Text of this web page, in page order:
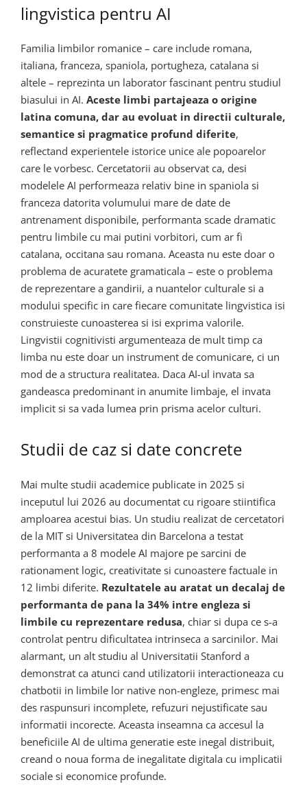
lingvistica pentru AI
Familia limbilor romanice – care include romana,
italiana, franceza, spaniola, portugheza, catalana si
altele – reprezinta un laborator fascinant pentru studiul
biasului in AI. Aceste limbi partajeaza o origine
latina comuna, dar au evoluat in directii culturale,
semantice si pragmatice profund diferite,
reflectand experientele istorice unice ale popoarelor
care le vorbesc. Cercetatorii au observat ca, desi
modelele AI performeaza relativ bine in spaniola si
franceza datorita volumului mare de date de
antrenament disponibile, performanta scade dramatic
pentru limbile cu mai putini vorbitori, cum ar fi
catalana, occitana sau romana. Aceasta nu este doar o
problema de acuratete gramaticala – este o problema
de reprezentare a gandirii, a nuantelor culturale si a
modului specific in care fiecare comunitate lingvistica isi
construieste cunoasterea si isi exprima valorile.
Lingvistii cognitivisti argumenteaza de mult timp ca
limba nu este doar un instrument de comunicare, ci un
mod de a structura realitatea. Daca AI-ul invata sa
gandeasca predominant in anumite limbaje, el invata
implicit si sa vada lumea prin prisma acelor culturi.
Studii de caz si date concrete
Mai multe studii academice publicate in 2025 si
inceputul lui 2026 au documentat cu rigoare stiintifica
amploarea acestui bias. Un studiu realizat de cercetatori
de la MIT si Universitatea din Barcelona a testat
performanta a 8 modele AI majore pe sarcini de
rationament logic, creativitate si cunoastere factuale in
12 limbi diferite. Rezultatele au aratat un decalaj de
performanta de pana la 34% intre engleza si
limbile cu reprezentare redusa, chiar si dupa ce s-a
controlat pentru dificultatea intrinseca a sarcinilor. Mai
alarmant, un alt studiu al Universitatii Stanford a
demonstrat ca atunci cand utilizatorii interactioneaza cu
chatbotii in limbile lor native non-engleze, primesc mai
des raspunsuri incomplete, refuzuri nejustificate sau
informatii incorecte. Aceasta inseamna ca accesul la
beneficiile AI de ultima generatie este inegal distribuit,
creand o noua forma de inegalitate digitala cu implicatii
sociale si economice profunde.